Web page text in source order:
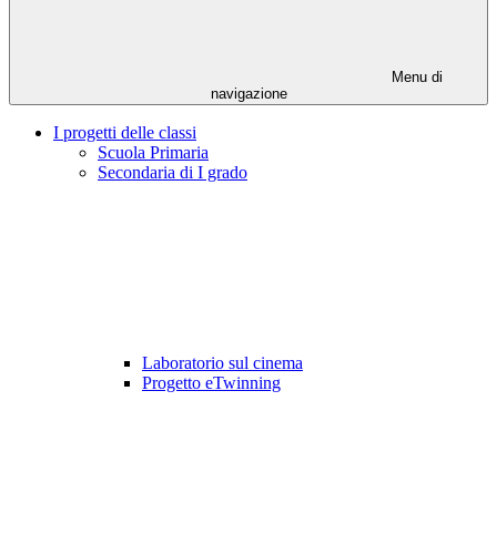
Menu di
navigazione
I progetti delle classi
Scuola Primaria
Secondaria di I grado
Laboratorio sul cinema
Progetto eTwinning